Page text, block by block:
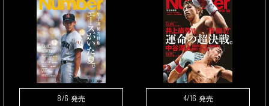
8/6 発売 4/16 発売